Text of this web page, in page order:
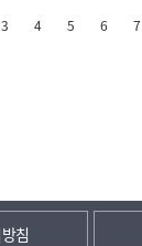
3 4 5 6 7
침